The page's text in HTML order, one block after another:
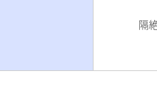
隔